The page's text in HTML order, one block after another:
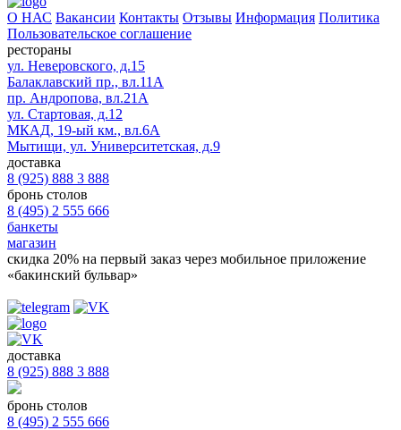
О НАС Вакансии Контакты Отзывы Информация Политика
Пользовательское соглашение
рестораны
ул. Неверовского, д.15
Балаклавский пр., вл.11А
пр. Андропова, вл.21А
ул. Стартовая, д.12
МКАД, 19-ый км., вл.6А
Мытищи, ул. Университетская, д.9
доставка
8 (925) 888 3 888
бронь столов
8 (495) 2 555 666
банкеты
магазин
скидка 20% на первый заказ через мобильное приложение
«бакинский бульвар»
доставка
8 (925) 888 3 888
бронь столов
8 (495) 2 555 666